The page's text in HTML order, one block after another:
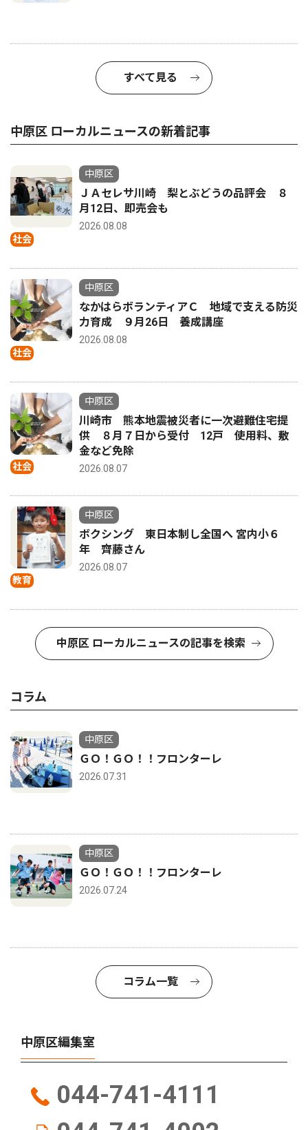
すべて見る
中原区 ローカルニュースの新着記事
社会
中原区
ＪＡセレサ川崎 梨とぶどうの品評会 ８
月12日、即売会も
2026.08.08
社会
中原区
なかはらボランティアＣ 地域で支える防災
力育成 ９月26日 養成講座
2026.08.08
社会
中原区
川崎市 熊本地震被災者に一次避難住宅提
供 ８月７日から受付 12戸 使用料、敷
金など免除
2026.08.07
教育
中原区
ボクシング 東日本制し全国へ 宮内小６
年 齊藤さん
2026.08.07
中原区 ローカルニュースの記事を検索
コラム
中原区
ＧＯ！ＧＯ！！フロンターレ
2026.07.31
中原区
ＧＯ！ＧＯ！！フロンターレ
2026.07.24
コラム一覧
中原区編集室
044-741-4111